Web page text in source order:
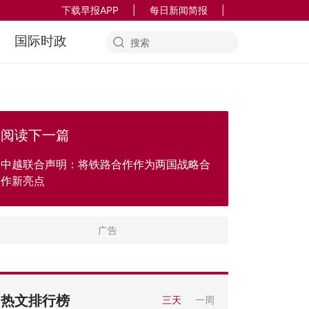
下载早报APP 每日新闻简报
国际时政
阅读下一篇
中越联合声明：将铁路合作作为两国战略合
作新亮点
热文排行榜 三天 一周